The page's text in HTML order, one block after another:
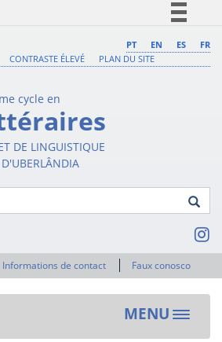
Comunica BR
Legislação
PT EN ES
FR
CONTRASTE ÉLEVÉ PLAN DU SITE
cycle en
DE LINGUISTIQUE
D'UBERLÂNDIA
Informations de contact Faux conosco
MENU
Toggle